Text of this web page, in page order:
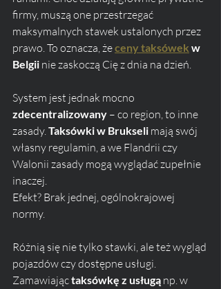
firmy, muszą one przestrzegać
maksymalnych stawek ustalonych przez
prawo. To oznacza, że ceny taksówek w
Belgii nie zaskoczą Cię z dnia na dzień.
System jest jednak mocno
zdecentralizowany – co region, to inne
zasady. Taksówki w Brukseli mają swój
własny regulamin, a we Flandrii czy
Walonii zasady mogą wyglądać zupełnie
inaczej.
Efekt? Brak jednej, ogólnokrajowej
normy.
Różnią się nie tylko stawki, ale też wygląd
pojazdów czy dostępne usługi.
Zamawiając taksówkę z usługą np. w